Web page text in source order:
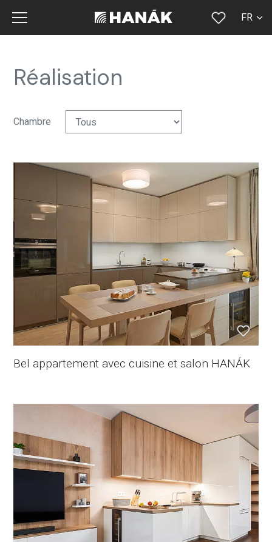
FR
Réalisation
Chambre
Bel appartement avec cuisine et salon HANÁK